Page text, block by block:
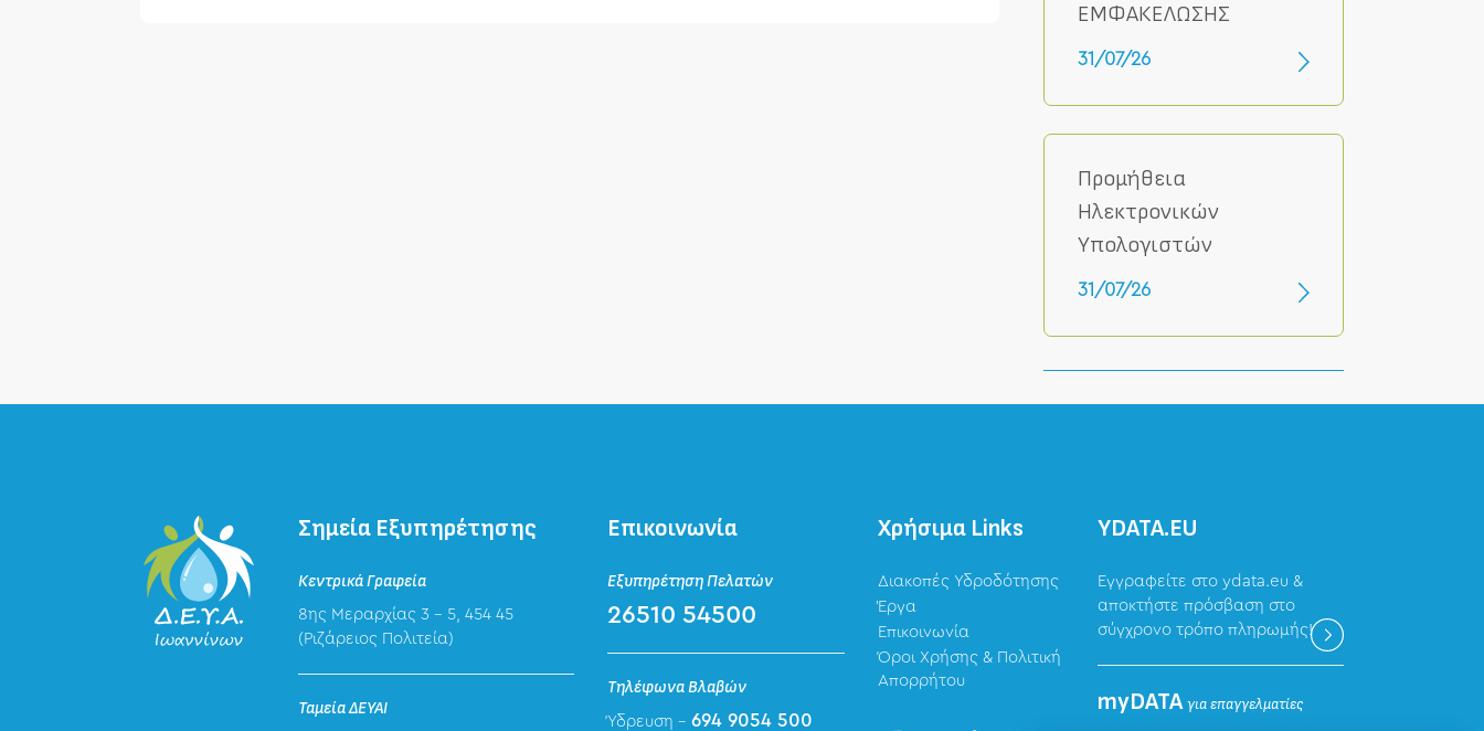
ΕΜΦΑΚΕΛΩΣΗΣ
31/07/26
Προμήθεια
Ηλεκτρονικών
Υπολογιστών
31/07/26
Σημεία Εξυπηρέτησης
Κεντρικά Γραφεία
8ης Μεραρχίας 3 – 5, 454 45
(Ριζάρειος Πολιτεία)
Ταμεία ΔΕΥΑΙ
Επικοινωνία
Εξυπηρέτηση Πελατών
26510 54500
Τηλέφωνα Βλαβών
Ύδρευση -694 9054 500
Χρήσιμα Links
Διακοπές Υδροδότησης
Έργα
Επικοινωνία
Όροι Χρήσης & Πολιτική
Απορρήτου
ΥDATA.EU
Εγγραφείτε στο ydata.eu &
αποκτήστε πρόσβαση στο
σύγχρονο τρόπο πληρωμής!
myDATAγια επαγγελματίες